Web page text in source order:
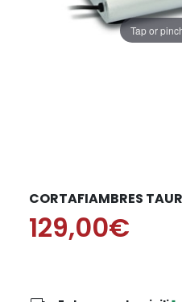
Tap or
CORTAFIAMBRES
129,00€